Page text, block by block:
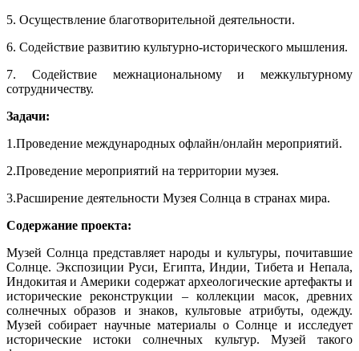
5. Осуществление благотворительной деятельности.
6. Содействие развитию культурно-исторического мышления.
7. Содействие межнациональному и межкультурному
сотрудничеству.
Задачи:
1.Проведение международных офлайн/онлайн мероприятий.
2.Проведение мероприятий на территории музея.
3.Расширение деятельности Музея Солнца в странах мира.
Содержание проекта:
Музей Солнца представляет народы и культуры, почитавшие
Солнце. Экспозиции Руси, Египта, Индии, Тибета и Непала,
Индокитая и Америки содержат археологические артефакты и
исторические реконструкции – коллекции масок, древних
солнечных образов и знаков, культовые атрибуты, одежду.
Музей собирает научные материалы о Солнце и исследует
исторические истоки солнечных культур. Музей такого